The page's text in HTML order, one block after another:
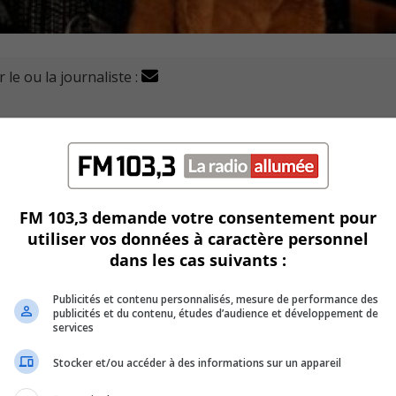
le ou la journaliste :
de partenaires régionaux, annonce un
qui vont recevoir un montant pour les aider à
FM 103,3 demande votre consentement pour
utiliser vos données à caractère personnel
dans les cas suivants :
Publicités et contenu personnalisés, mesure de performance des
publicités et du contenu, études d’audience et développement de
services
Stocker et/ou accéder à des informations sur un appareil